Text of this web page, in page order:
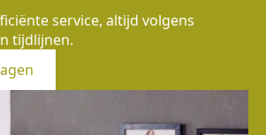
service, altijd volgens
tijdlijnen.